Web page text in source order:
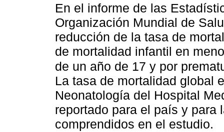
En el informe de las
Organización Mundial de
reducción de la tasa de
de mortalidad infantil en
de un año de 17 y por
La tasa de mortalidad global
Neonatología del Hospital
reportado para el país y para
comprendidos en el estudio.